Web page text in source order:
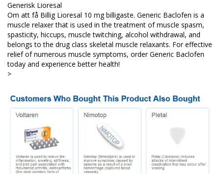
Generisk Lioresal
Om att få Billig Lioresal 10 mg billigaste. Generic Baclofen is a
muscle relaxer that is used in the treatment of muscle spasm,
spasticity, hiccups, muscle twitching, alcohol withdrawal, and
belongs to the drug class skeletal muscle relaxants. For effective
relief of numerous muscle symptoms, order Generic Baclofen
today and experience better health!
>